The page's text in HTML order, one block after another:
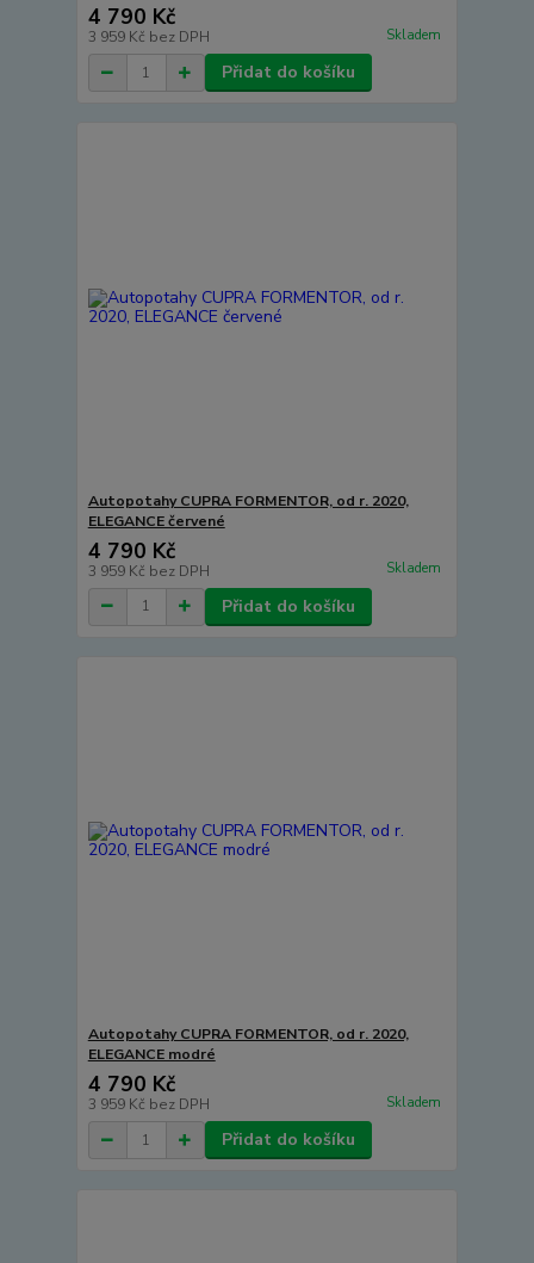
4 790 Kč
3 959 Kč bez DPH Skladem
Přidat do košíku
Autopotahy CUPRA FORMENTOR, od r. 2020,
ELEGANCE červené
4 790 Kč
3 959 Kč bez DPH Skladem
Přidat do košíku
Autopotahy CUPRA FORMENTOR, od r. 2020,
ELEGANCE modré
4 790 Kč
3 959 Kč bez DPH Skladem
Přidat do košíku